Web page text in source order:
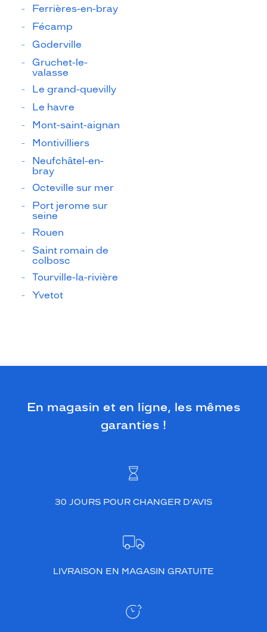
Ferrières-en-bray
Fécamp
Goderville
Gruchet-le-
valasse
Le grand-quevilly
Le havre
Mont-saint-aignan
Montivilliers
Neufchâtel-en-
bray
Octeville sur mer
Port jerome sur
seine
Rouen
Saint romain de
colbosc
Tourville-la-rivière
Yvetot
En magasin et en ligne, les mêmes
garanties !
30 JOURS POUR CHANGER D’AVIS
LIVRAISON EN MAGASIN GRATUITE